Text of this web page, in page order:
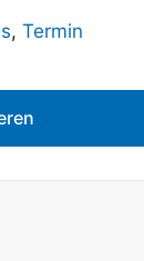
, Termin